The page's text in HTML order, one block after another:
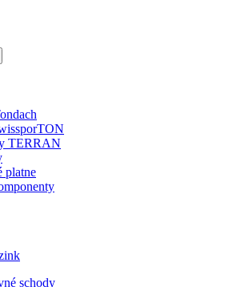
TERRAN
platne
schody